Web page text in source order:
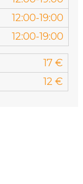
12:00-19:00
12:00-19:00
17 €
12 €